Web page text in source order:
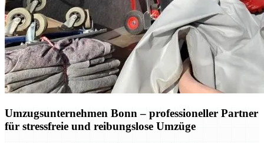
Umzugsunternehmen Bonn – professioneller Partner
für stressfreie und reibungslose Umzüge